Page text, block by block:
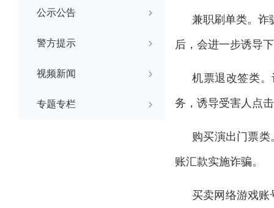
公示公告
警方提示
视频新闻
专题专栏
兼职刷单类。诈
后，会进一步诱导
机票退改签类
务，诱导受害人点
购买演出门票
账汇款实施诈骗。
买卖网络游戏账